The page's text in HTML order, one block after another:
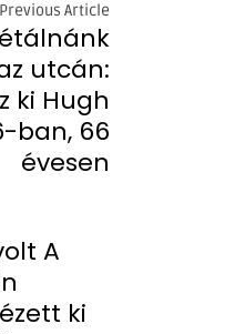
Previous Article
utcán:
ki Hugh
ban, 66
évesen
A
ki